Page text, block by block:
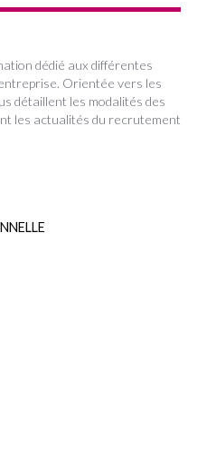
dédié aux différentes
Orientée vers les
détaillent les modalités des
les actualités du recrutement